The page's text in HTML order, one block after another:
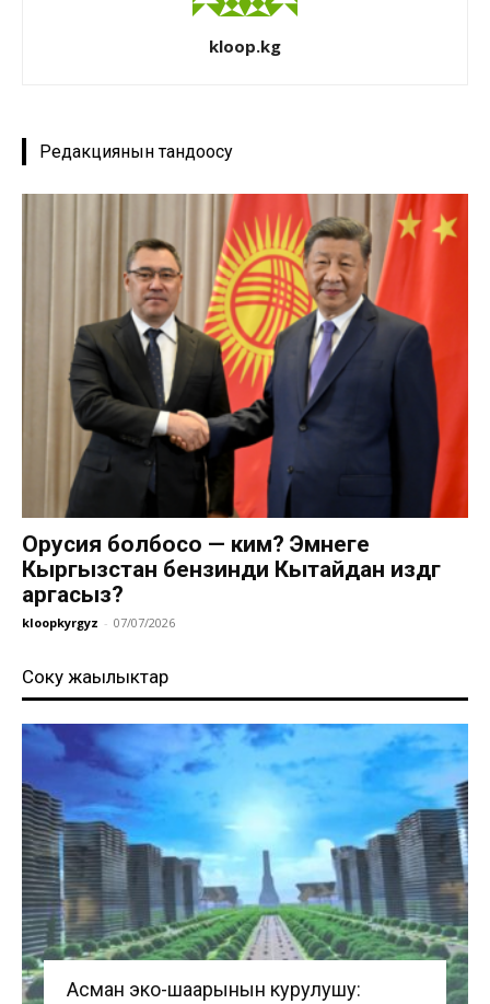
kloop.kg
Редакциянын тандоосу
Орусия болбосо — ким? Эмнеге
Кыргызстан бензинди Кытайдан издөөгө
аргасыз?
kloopkyrgyz - 07/07/2026
Соңку жаңылыктар
Асман эко-шаарынын курулушу: